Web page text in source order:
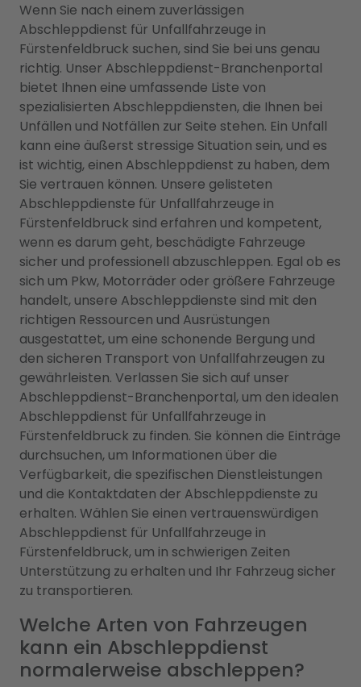
Wenn Sie nach einem zuverlässigen
Abschleppdienst für Unfallfahrzeuge in
Fürstenfeldbruck suchen, sind Sie bei uns genau
richtig. Unser Abschleppdienst-Branchenportal
bietet Ihnen eine umfassende Liste von
spezialisierten Abschleppdiensten, die Ihnen bei
Unfällen und Notfällen zur Seite stehen. Ein Unfall
kann eine äußerst stressige Situation sein, und es
ist wichtig, einen Abschleppdienst zu haben, dem
Sie vertrauen können. Unsere gelisteten
Abschleppdienste für Unfallfahrzeuge in
Fürstenfeldbruck sind erfahren und kompetent,
wenn es darum geht, beschädigte Fahrzeuge
sicher und professionell abzuschleppen. Egal ob es
sich um Pkw, Motorräder oder größere Fahrzeuge
handelt, unsere Abschleppdienste sind mit den
richtigen Ressourcen und Ausrüstungen
ausgestattet, um eine schonende Bergung und
den sicheren Transport von Unfallfahrzeugen zu
gewährleisten. Verlassen Sie sich auf unser
Abschleppdienst-Branchenportal, um den idealen
Abschleppdienst für Unfallfahrzeuge in
Fürstenfeldbruck zu finden. Sie können die Einträge
durchsuchen, um Informationen über die
Verfügbarkeit, die spezifischen Dienstleistungen
und die Kontaktdaten der Abschleppdienste zu
erhalten. Wählen Sie einen vertrauenswürdigen
Abschleppdienst für Unfallfahrzeuge in
Fürstenfeldbruck, um in schwierigen Zeiten
Unterstützung zu erhalten und Ihr Fahrzeug sicher
zu transportieren.
Welche Arten von Fahrzeugen
kann ein Abschleppdienst
normalerweise abschleppen?